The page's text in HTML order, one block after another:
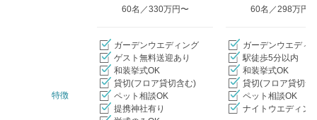
60名／330万円〜
60名／298万円〜
特徴
ガーデンウエディング
ゲスト無料送迎あり
和装挙式OK
貸切(フロア貸切含む)
ペット相談OK
提携神社有り
ガーデンウエディ
駅徒歩5分以内
和装挙式OK
貸切(フロア貸切含
ペット相談OK
ナイトウエディン